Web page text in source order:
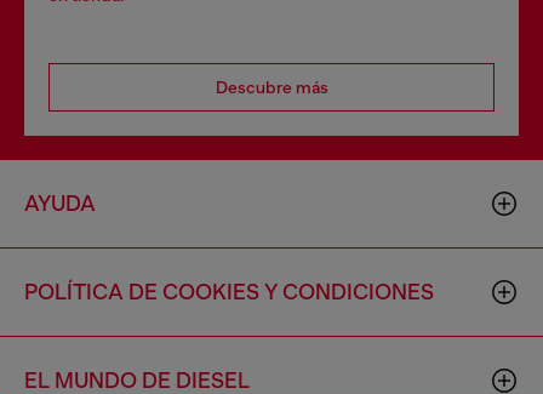
Descubre más
AYUDA
POLÍTICA DE COOKIES Y CONDICIONES
EL MUNDO DE DIESEL